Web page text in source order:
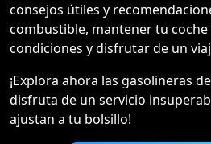
consejos útiles y
combustible, mantener tu
condiciones y disfrutar de un
¡Explora ahora las gasolineras
disfruta de un servicio
ajustan a tu bolsillo!